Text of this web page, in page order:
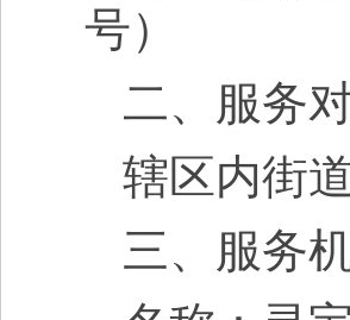
号）
二、服务
辖区内街
三、服务